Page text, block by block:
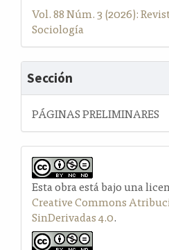
Vol. 88 Núm. 3 (2026):
Sociología
Sección
PÁGINAS PRELIMINARES
Esta obra está bajo una
Creative Commons
SinDerivadas 4.0.